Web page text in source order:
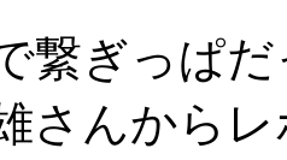
繋ぎっぱ
さんから